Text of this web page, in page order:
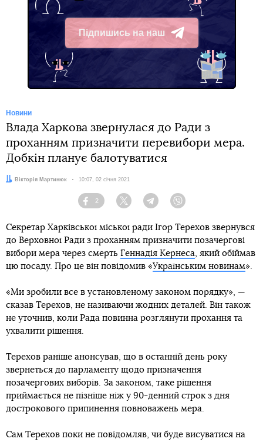
Підпишись на наш
Telegram
Новини
Влада Харкова звернулася до Ради з
проханням призначити перевибори мера.
Добкін планує балотуватися
Автор:Вікторія Мартинюк Дата:
10:07, 02 січня 2021
Facebook
2
Twitter TelegramViber
Секретар Харківської міської ради Ігор Терехов звернувся
до Верховної Ради з проханням призначити позачергові
вибори мера через смерть Геннадія Кернеса, який обіймав
цю посаду. Про це він повідомив «Українським новинам».
«Ми зробили все в установленому законом порядку», —
сказав Терехов, не називаючи жодних деталей. Він також
не уточнив, коли Рада повинна розглянути прохання та
ухвалити рішення.
Терехов раніше анонсував, що в останній день року
звернеться до парламенту щодо призначення
позачергових виборів. За законом, таке рішення
приймається не пізніше ніж у 90-денний строк з дня
дострокового припинення повноважень мера.
Сам Терехов поки не повідомляв, чи буде висуватися на